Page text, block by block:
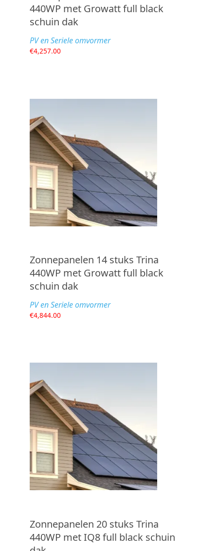
440WP met Growatt full black
schuin dak
PV en Seriele omvormer
€4,257.00
Zonnepanelen 14 stuks Trina
440WP met Growatt full black
schuin dak
PV en Seriele omvormer
€4,844.00
Zonnepanelen 20 stuks Trina
440WP met IQ8 full black schuin